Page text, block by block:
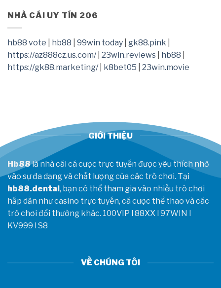
nay
tìm
ra
nguyên
nhân
sa
trước
CKTG
2026
NHÀ CÁI UY TÍN 206
hb88 vote hb88 99win today gk88.pink
https://az888cz.us.com/| 23win.reviews hb88
https://gk88.marketing/| k8bet05 23win.movie
GIỚI THIỆU
Hb88là nhà cái cá cược trực tuyến được yêu thích nhờ
vào sự đa dạng và chất lượng của các trò chơi. Tại
hb88.dental, bạn có thể tham gia vào nhiều trò chơi
hấp dẫn như casino trực tuyến, cá cược thể thao và các
trò chơi đổi thưởng khác. 100VIP l 88XX l 97WIN l
KV999 l S8
VỀ CHÚNG TÔI